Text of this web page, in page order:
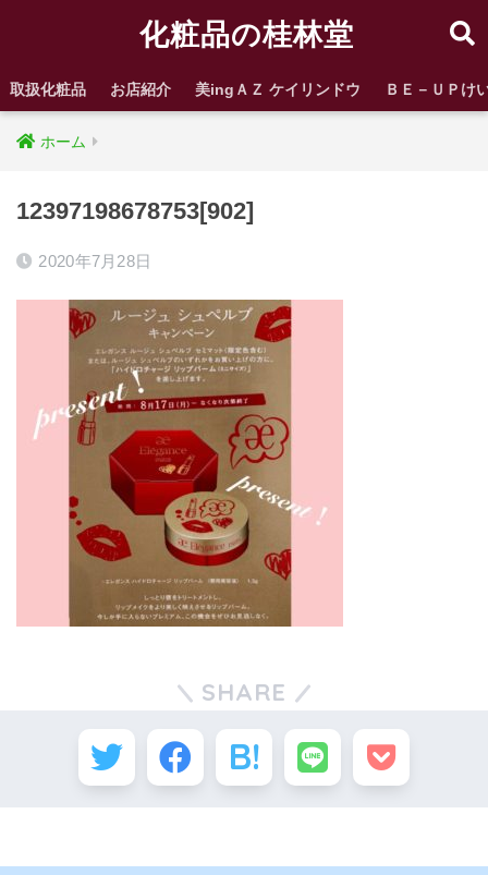
化粧品の桂林堂
取扱化粧品 お店紹介 美ingＡＺ ケイリンドウ ＢＥ－ＵＰけ
ホーム
12397198678753[902]
2020年7月28日
SHARE